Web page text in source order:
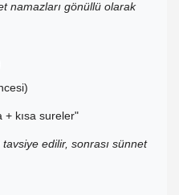
namazları gönüllü olarak
+ kısa sureler"
tavsiye edilir, sonrası sünnet